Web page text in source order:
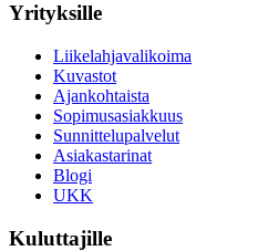
Yrityksille
Liikelahjavalikoima
Kuvastot
Ajankohtaista
Sopimusasiakkuus
Sunnittelupalvelut
Asiakastarinat
Blogi
UKK
Kuluttajille